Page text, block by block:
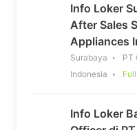
Info Loker
After Sales
Appliances
Surabaya
PT
Indonesia
Info Loker